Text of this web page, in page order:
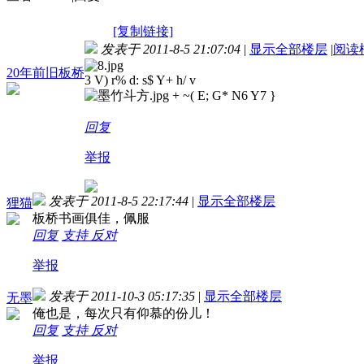
[复制链接]
20年前旧板桥
发表于 2011-8-5 21:07:04 | 显示全部楼层 |阅读
3 V) r% d: s$ Y+ h/ v
+ ~( E; G* N6 Y7 }
回复
举报
狸猫 发表于 2011-8-5 22:17:44 | 显示全部楼层
板桥书画俱佳，佩服
回复 支持 反对
举报
无墨 发表于 2011-10-3 05:17:35 | 显示全部楼层
俺也是，每次只有仰慕的份儿！
回复 支持 反对
举报